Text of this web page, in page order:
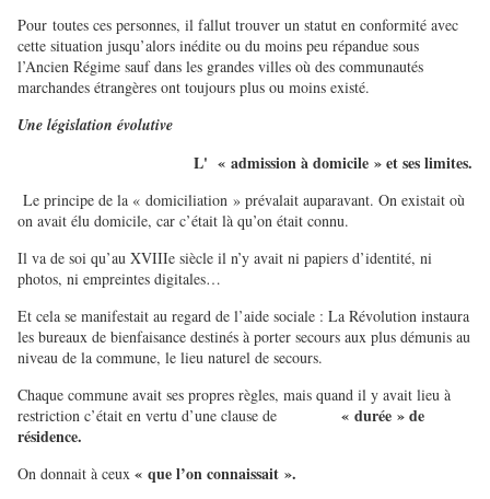
Pour toutes ces personnes, il fallut trouver un statut en conformité avec
cette situation jusqu’alors inédite ou du moins peu répandue sous
l’Ancien Régime sauf dans les grandes villes où des communautés
marchandes étrangères ont toujours plus ou moins existé.
Une législation évolutive
L' « admission à domicile » et ses limites.
Le principe de la « domiciliation » prévalait auparavant. On existait où
on avait élu domicile, car c’était là qu’on était connu.
Il va de soi qu’au XVIIIe siècle il n’y avait ni papiers d’identité, ni
photos, ni empreintes digitales…
Et cela se manifestait au regard de l’aide sociale : La Révolution instaura
les bureaux de bienfaisance destinés à porter secours aux plus démunis au
niveau de la commune, le lieu naturel de secours.
Chaque commune avait ses propres règles, mais quand il y avait lieu à
restriction c’était en vertu d’une clause de « durée » de
résidence.
On donnait à ceux « que l’on connaissait ».